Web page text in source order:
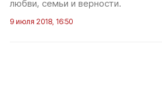
любви, семьи и верности.
9 июля 2018, 16:50